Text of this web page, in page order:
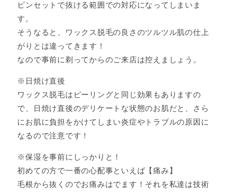
ピンセットで抜ける範囲での対応になってしまいま
す。
そうなると、ワックス脱毛の良さのツルツル肌の仕上
がりとは違ってきます！
なので事前に剃ってからのご来店は控えましょう。
※日焼け直後
ワックス脱毛はピーリングと同じ効果もありますの
で、日焼け直後のデリケートな状態のお肌だと、さら
にお肌に負担をかけてしまい炎症やトラブルの原因に
なるので注意です！
※保湿を事前にしっかりと！
初めての方で一番の心配事といえば【痛み】
毛根から抜くのでお痛みはでます！それを私達は技術